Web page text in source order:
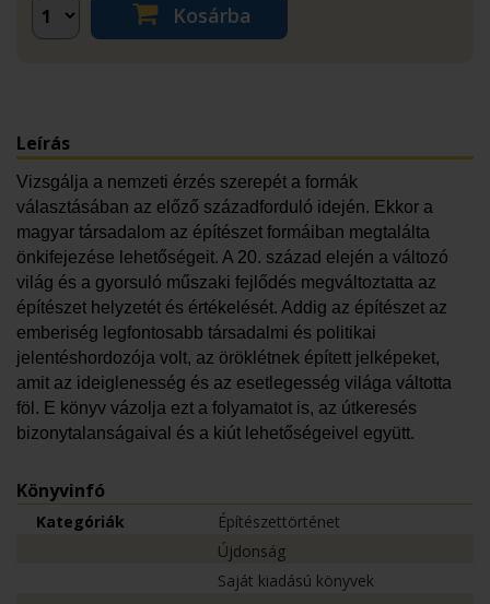
Kosárba
Leírás
Vizsgálja a nemzeti érzés szerepét a formák
választásában az előző századforduló idején. Ekkor a
magyar társadalom az építészet formáiban megtalálta
önkifejezése lehetőségeit. A 20. század elején a változó
világ és a gyorsuló műszaki fejlődés megváltoztatta az
építészet helyzetét és értékelését. Addig az építészet az
emberiség legfontosabb társadalmi és politikai
jelentéshordozója volt, az öröklétnek épített jelképeket,
amit az ideiglenesség és az esetlegesség világa váltotta
föl. E könyv vázolja ezt a folyamatot is, az útkeresés
bizonytalanságaival és a kiút lehetőségeivel együtt.
Könyvinfó
Kategóriák
Építészettörténet
Újdonság
Saját kiadású könyvek